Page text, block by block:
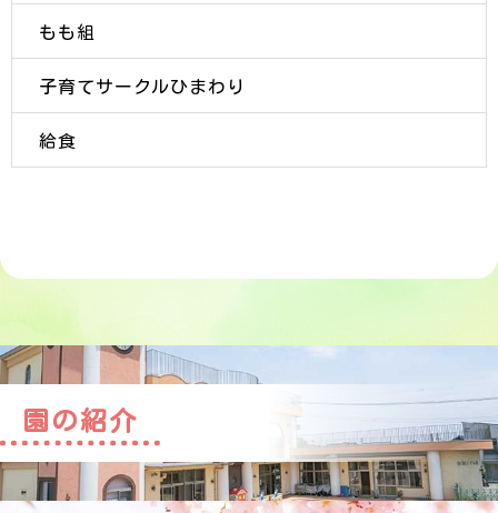
もも組
子育てサークルひまわり
給食
園の紹介